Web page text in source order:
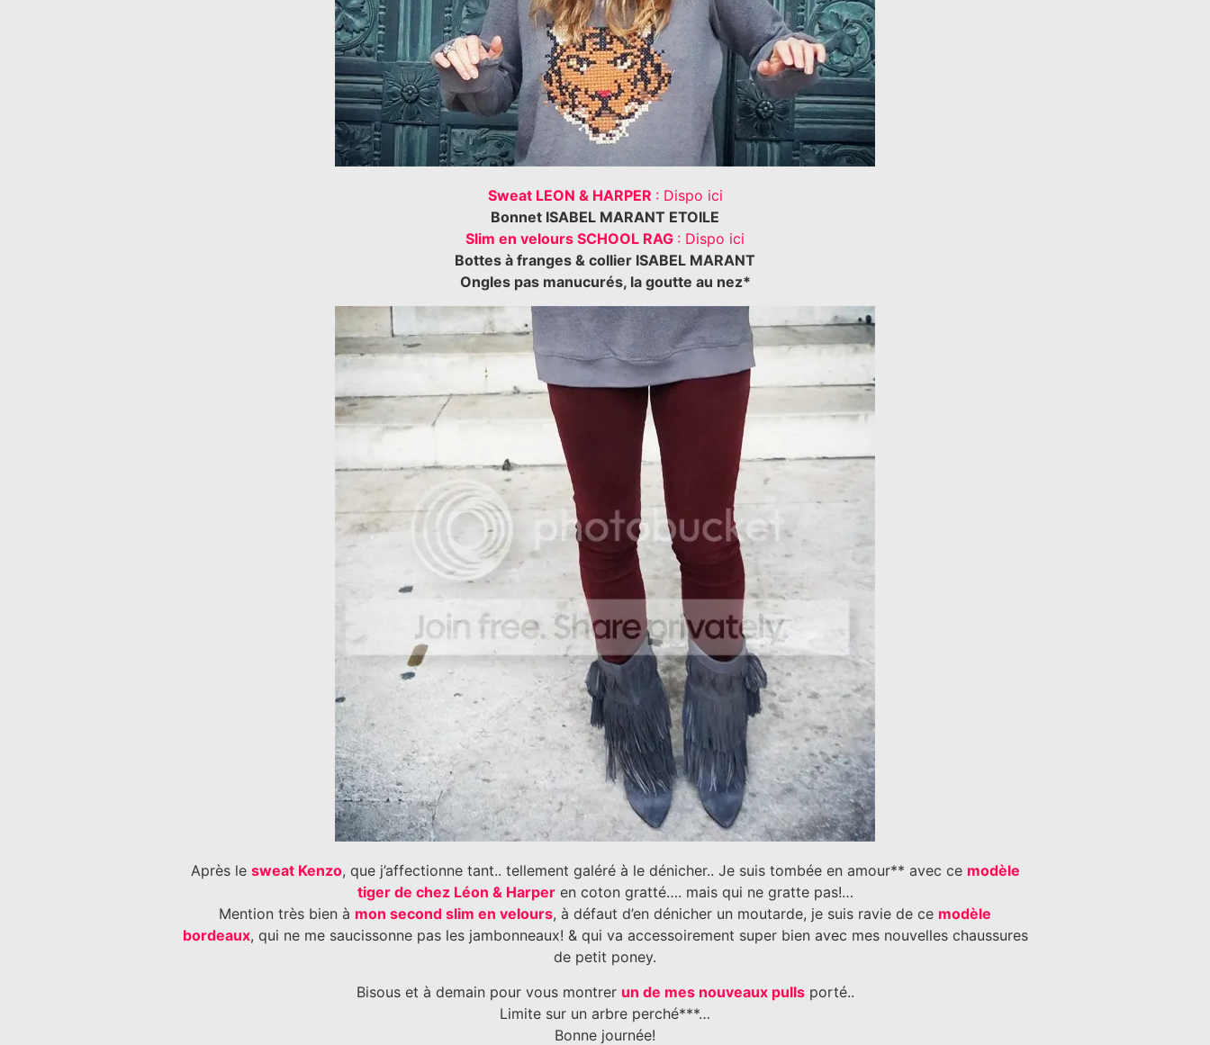
Sweat LEON & HARPER : Dispo ici
Bonnet ISABEL MARANT ETOILE
Slim en velours SCHOOL RAG : Dispo ici
Bottes à franges & collier ISABEL MARANT
Ongles pas manucurés, la goutte au nez*
Après le sweat Kenzo, que j’affectionne tant.. tellement galéré à le dénicher.. Je suis tombée en amour** avec ce modèle
tiger de chez Léon & Harperen coton gratté…. mais qui ne gratte pas!…
Mention très bien à mon second slim en velours, à défaut d’en dénicher un moutarde, je suis ravie de ce modèle
bordeaux, qui ne me saucissonne pas les jambonneaux! & qui va accessoirement super bien avec mes nouvelles chaussures
de petit poney.
Bisous et à demain pour vous montrer un de mes nouveaux pullsporté..
Limite sur un arbre perché***…
Bonne journée!